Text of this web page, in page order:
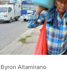
Byron Altamirano